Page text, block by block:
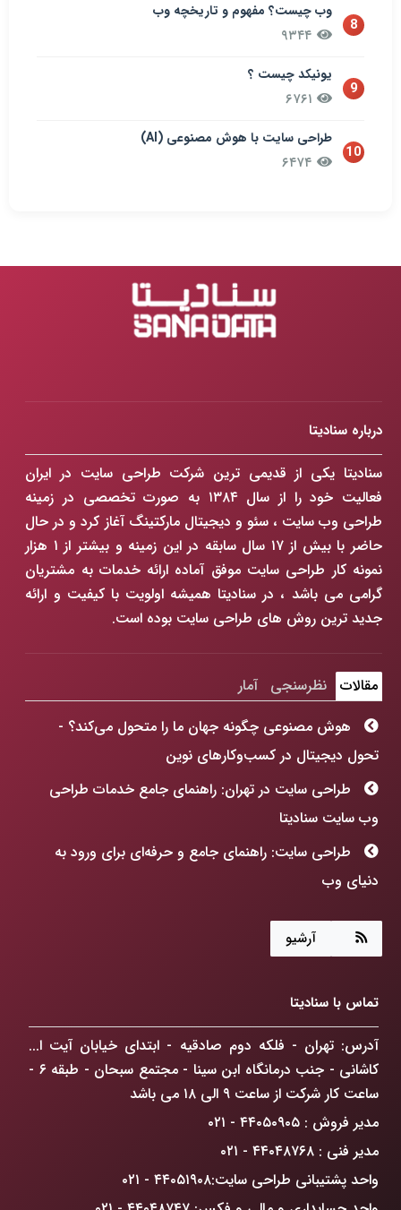
8
وب چیست؟ مفهوم و تاریخچه وب
۹۳۴۴
9
یونیکد چیست ؟
۶۷۶۱
10
طراحی سایت با هوش مصنوعی (AI)
۶۴۷۴
درباره سنادیتا
سنادیتا یکی از قدیمی ترین شرکت طراحی سایت در ایران
فعالیت خود را از سال ۱۳۸۴ به صورت تخصصی در زمینه
طراحی وب سایت ، سئو و دیجیتال مارکتینگ آغاز کرد و در حال
حاضر با بیش از ۱۷ سال سابقه در این زمینه و بیشتر از ۱ هزار
نمونه کار طراحی سایت موفق آماده ارائه خدمات به مشتریان
گرامی می باشد ، در سنادیتا همیشه اولویت با کیفیت و ارائه
جدید ترین روش های طراحی سایت بوده است.
مقالات نظرسنجی
آمار
هوش مصنوعی چگونه جهان ما را متحول می‌کند؟ -
تحول دیجیتال در کسب‌وکارهای نوین
طراحی سایت در تهران: راهنمای جامع خدمات طراحی
وب سایت سنادیتا
طراحی سایت: راهنمای جامع و حرفه‌ای برای ورود به
دنیای وب
طراحی سایت: فراتر از رنگ و فرم، ساخت پنجره‌ای به
کسب‌وکار شما را متحول می‌کند
راهکار افزایش فروش آنلاین در تهران: گذار از حضور
دیجیتال به سلطه بازار
ضرورت درک دیدگاه GoogleBot
آرشیو
تماس با سنادیتا
آدرس: تهران - فلکه دوم صادقیه - ابتدای خیابان آیت ا...
کاشانی - جنب درمانگاه ابن سینا - مجتمع سبحان - طبقه ۶ -
ساعت کار شرکت از ساعت ۹ الی ۱۸ می باشد
مدیر فروش : ۴۴۰۵۰۹۰۵ - ۰۲۱
مدیر فنی : ۴۴۰۴۸۷۶۸ - ۰۲۱
واحد پشتیبانی طراحی سایت:۴۴۰۵۱۹۰۸ - ۰۲۱